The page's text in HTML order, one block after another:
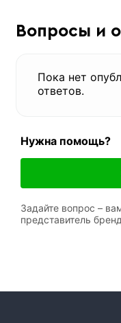
Вопросы и
Пока нет
ответов.
Нужна помощь?
Задайте вопрос –
представитель